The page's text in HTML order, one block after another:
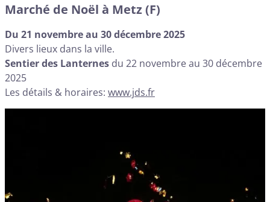
Marché de Noël à Metz (F)
Du 21 novembre au 30 décembre 2025
Divers lieux dans la ville.
Sentier des Lanternes du 22 novembre au 30 décembre
2025
Les détails & horaires: www.jds.fr